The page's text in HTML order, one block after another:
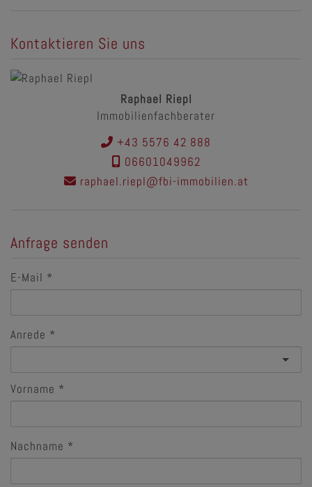
Kontaktieren Sie uns
Raphael Riepl
Immobilienfachberater
+43 5576 42 888
06601049962
raphael.riepl@fbi-immobilien.at
Anfrage senden
E-Mail
Anrede
Vorname
Nachname